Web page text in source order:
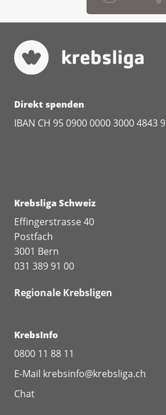
Direkt spenden
IBAN CH 95 0900 0000 3000 4843 9
Krebsliga Schweiz
Effingerstrasse 40
Postfach
3001 Bern
031 389 91 00
Regionale Krebsligen
KrebsInfo
0800 11 88 11
E-Mail krebsinfo@krebsliga.ch
Chat